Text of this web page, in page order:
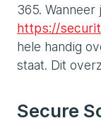
365.
https://
hele handig
staat. Dit
Secure